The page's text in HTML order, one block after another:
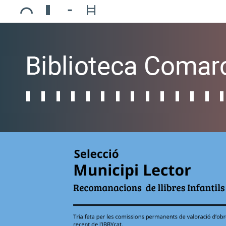
Ajuntament de Mollerussa
Biblioteca Comarcal Jaume Vila
Piscines de Mollerussa